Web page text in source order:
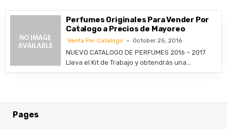
Perfumes Originales Para Vender Por
Catalogo a Precios de Mayoreo
Venta Por Catalogo October 25, 2016
NUEVO CATALOGO DE PERFUMES 2016 – 2017
Lleva el Kit de Trabajo y obtendrás una…
Pages